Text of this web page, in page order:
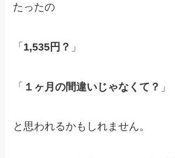
たったの
「 1,535円？ 」
「 １ヶ月の間違いじゃなくて？ 」
と思われるかもしれません。